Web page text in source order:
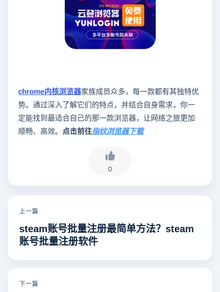
chrome内核浏览器家族成员众多，每一款都有其独特优
势。通过深入了解它们的特点，并结合自身需求，你一
定能找到最适合自己的那一款浏览器，让网络之旅更加
顺畅、高效。 点击前往指纹浏览器下载
0
上一篇
steam账号批量注册最简单方法？steam
账号批量注册软件
下一篇